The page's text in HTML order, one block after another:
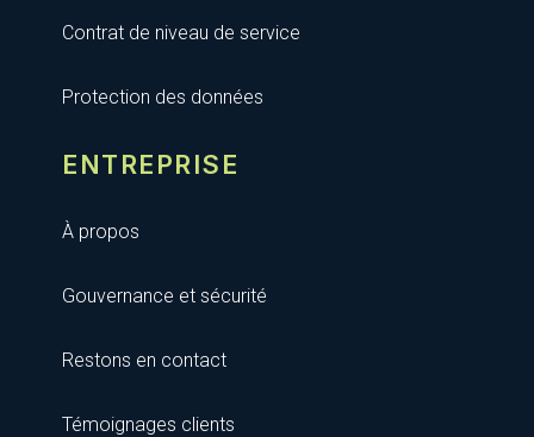
Contrat de niveau de service
Protection des données
ENTREPRISE
À propos
Gouvernance et sécurité
Restons en contact
Témoignages clients